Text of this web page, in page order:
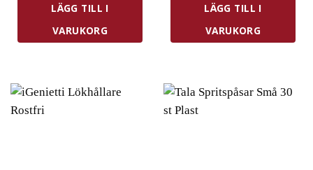
LÄGG TILL I
VARUKORG
LÄGG TILL I
VARUKORG